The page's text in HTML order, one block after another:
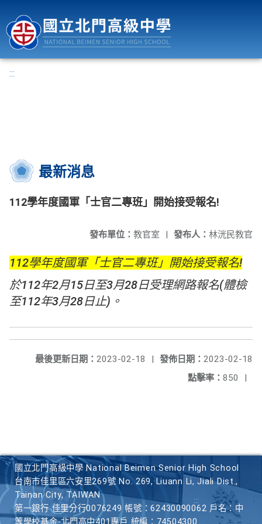
:::
最新消息
112學年度國軍「士官二專班」開始接受報名!
發布人： 林洸民教官
發布單位： 教官室 |
112學年度國軍「士官二專班」開始接受報名!
於112年2月15日至3月28日受理網路報名(體檢
至112年3月28日止)。
發佈日期： 2023-02-18
最後更新日期： 2023-02-18
|
點擊率： 850 |
國立北門高級中學 National Beimen Senior High School
台南市佳里區六安里269號 No. 269, Liuann Li, Jiali Dist.,
Tainan City, TAIWAN
第一銀行 佳里分行0076249 帳號：62430090062 戶名：中
等學校基金-北門高中401專戶 統編：74504300